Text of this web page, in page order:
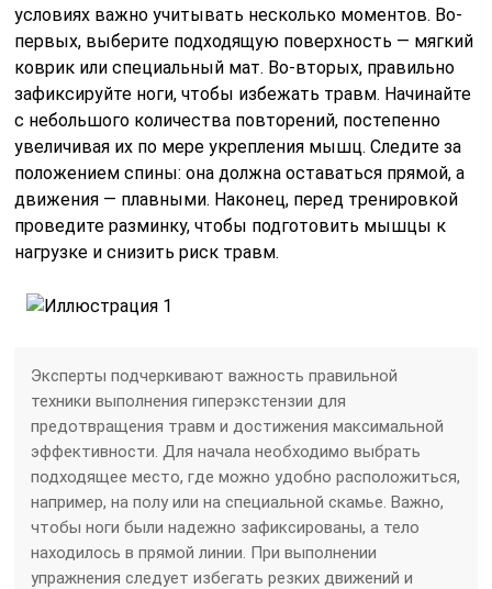
условиях важно учитывать несколько моментов. Во-
первых, выберите подходящую поверхность — мягкий
коврик или специальный мат. Во-вторых, правильно
зафиксируйте ноги, чтобы избежать травм. Начинайте
с небольшого количества повторений, постепенно
увеличивая их по мере укрепления мышц. Следите за
положением спины: она должна оставаться прямой, а
движения — плавными. Наконец, перед тренировкой
проведите разминку, чтобы подготовить мышцы к
нагрузке и снизить риск травм.
Эксперты подчеркивают важность правильной
техники выполнения гиперэкстензии для
предотвращения травм и достижения максимальной
эффективности. Для начала необходимо выбрать
подходящее место, где можно удобно расположиться,
например, на полу или на специальной скамье. Важно,
чтобы ноги были надежно зафиксированы, а тело
находилось в прямой линии. При выполнении
упражнения следует избегать резких движений и